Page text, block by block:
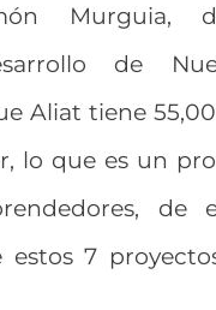
Murguia,
de
Aliat tiene
lo que es un
de
7